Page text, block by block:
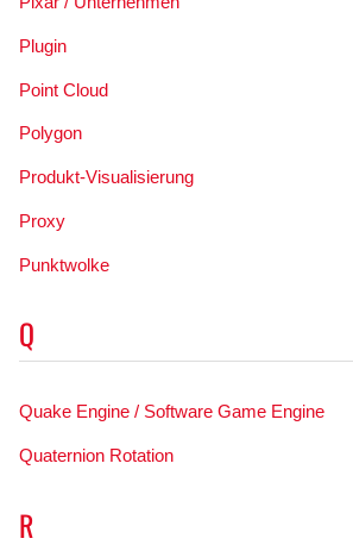
Plugin
Point Cloud
Polygon
Produkt-Visualisierung
Proxy
Punktwolke
Q
Quake Engine / Software Game Engine
Quaternion Rotation
R